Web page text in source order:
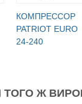
КОМПРЕССОР
PATRIOT EURO
24-240
ТОГО Ж